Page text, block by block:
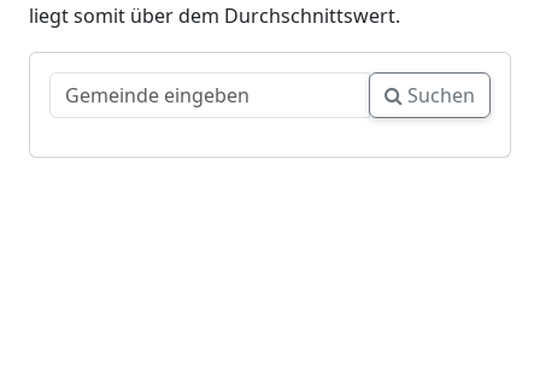
liegt somit über dem Durchschnittswert.
Suchen